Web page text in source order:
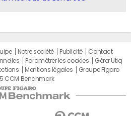
Notre société Publicité
Contact
Paramétrer les cookies
Gérer Utiq
Mentions légales
Groupe Figaro
CCM Benchmark